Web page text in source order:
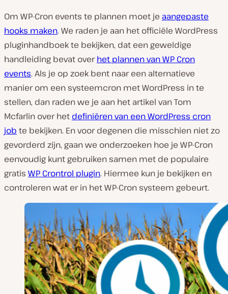
Om WP-Cron events te plannen moet je aangepaste
hooks maken. We raden je aan het officiële WordPress
pluginhandboek te bekijken, dat een geweldige
handleiding bevat overhet plannen van WP Cron
events. Als je op zoek bent naar een alternatieve
manier om een systeemcron met WordPress in te
stellen, dan raden we je aan het artikel van Tom
Mcfarlin over het definiëren van een WordPress cron
job te bekijken. En voor degenen die misschien niet zo
gevorderd zijn, gaan we onderzoeken hoe je WP-Cron
eenvoudig kunt gebruiken samen met de populaire
gratis WP Crontrol plugin. Hiermee kun je bekijken en
controleren wat er in het WP-Cron systeem gebeurt.